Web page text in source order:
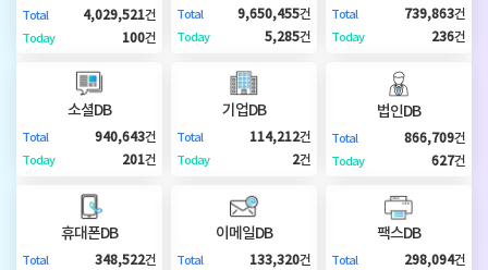
합
털
인
Total 4,029,521건
Today 100건
Total 9,650,455건
Today 5,285건
Total 739,863건
Today 236건
소셜DB
Total 940,643건
Today 201건
기업DB
Total 114,212건
Today 2건
법인DB
Total 866,709건
Today 627건
휴대폰DB
Total 348,522건
이메일DB
Total 133,320건
팩스DB
Total 298,094건